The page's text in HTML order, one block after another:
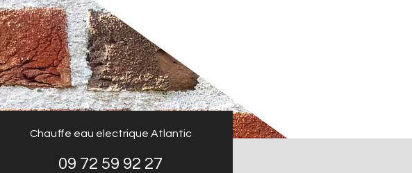
Chauffe eau electrique Atlantic
09 72 59 92 27